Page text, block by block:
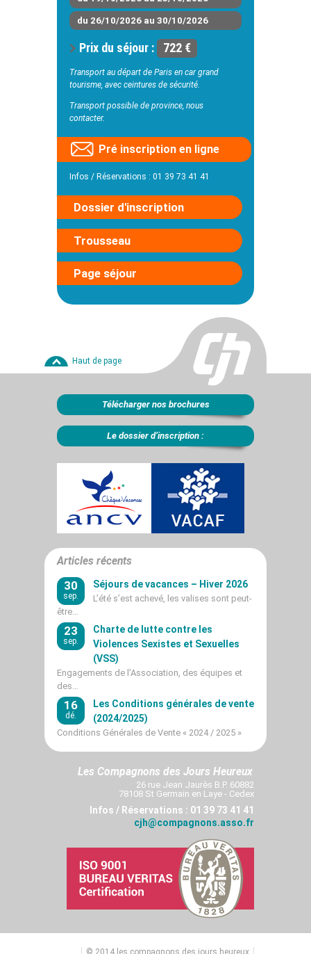
du 26/10/2026 au 30/10/2026
Prix du séjour : 722 €
Transport au départ de Paris en car grand
tourisme, avec ceintures de sécurité.
Transport possible de province, nous
contacter.
Pré inscription en ligne
Infos / Réservations : 01 39 73 41 41
Dossier d'inscription
Trousseau
Page séjour
Haut de page
Télécharger nos brochures
Le dossier d’inscription :
Articles récents
30
sep.
Séjours de vacances – Hiver 2026
L’été s’est achevé, les valises sont peut-
être…
23
sep.
Charte de lutte contre les
Violences Sexistes et Sexuelles
(VSS)
Engagements de l’Association, des équipes et
des…
16
dé.
Les Conditions générales de vente
(2024/2025)
Conditions Générales de Vente « 2024 / 2025 »
Les Compagnons des Jours Heureux
26 rue Jean Jaurès B.P. 60882
78108 St Germain en Laye - Cedex
Infos / Réservations : 01 39 73 41 41
cjh@compagnons.asso.fr
© 2014 les compagnons des jours heureux